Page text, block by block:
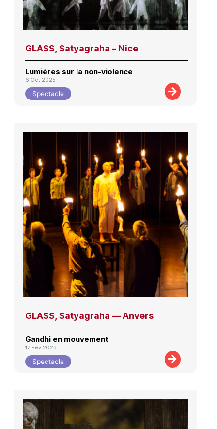
GLASS, Satyagraha – Nice
Lumières sur la non-violence
6 Oct 2025
Spectacle
GLASS, Satyagraha — Anvers
Gandhi en mouvement
17 Fév 2023
Spectacle